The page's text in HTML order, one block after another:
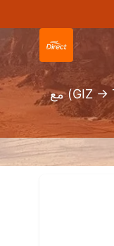
احجز رحلاتك بسهولة عبر محرك بحث طيران دايركت أو من خلال تطبيق دايركت على الأندرويد و الـ IOS. أفضل أسعار حجز طيران من جازان إلى تبوك (GIZ → TUU) مع